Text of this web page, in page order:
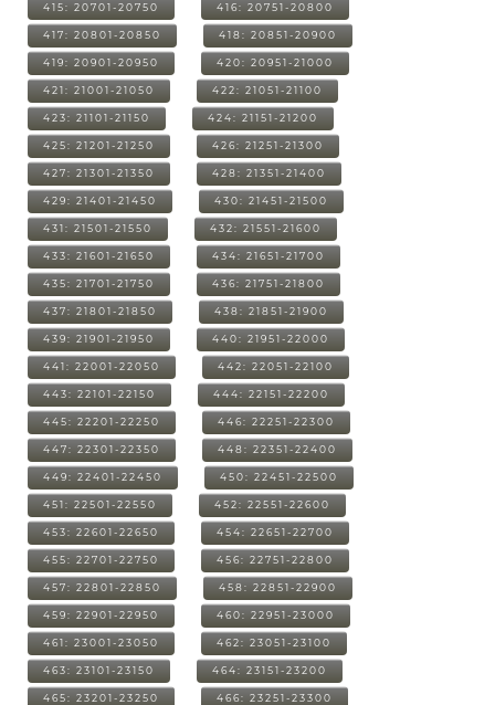
415: 20701-20750 416: 20751-20800
417: 20801-20850 418: 20851-20900
419: 20901-20950 420: 20951-21000
421: 21001-21050 422: 21051-21100
423: 21101-21150 424: 21151-21200
425: 21201-21250 426: 21251-21300
427: 21301-21350 428: 21351-21400
429: 21401-21450 430: 21451-21500
431: 21501-21550 432: 21551-21600
433: 21601-21650 434: 21651-21700
435: 21701-21750 436: 21751-21800
437: 21801-21850 438: 21851-21900
439: 21901-21950 440: 21951-22000
441: 22001-22050 442: 22051-22100
443: 22101-22150 444: 22151-22200
445: 22201-22250 446: 22251-22300
447: 22301-22350 448: 22351-22400
449: 22401-22450 450: 22451-22500
451: 22501-22550 452: 22551-22600
453: 22601-22650 454: 22651-22700
455: 22701-22750 456: 22751-22800
457: 22801-22850 458: 22851-22900
459: 22901-22950 460: 22951-23000
461: 23001-23050 462: 23051-23100
463: 23101-23150 464: 23151-23200
465: 23201-23250 466: 23251-23300